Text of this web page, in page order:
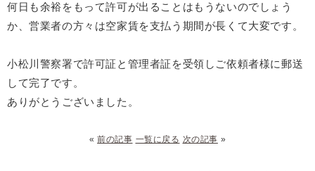
何日も余裕をもって許可が出ることはもうないのでしょう
か、営業者の方々は空家賃を支払う期間が長くて大変です。
小松川警察署で許可証と管理者証を受領しご依頼者様に郵送
して完了です。
ありがとうございました。
«前の記事 一覧に戻る 次の記事 »